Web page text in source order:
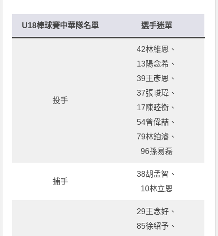
U18棒球賽中華隊名單 選手迷單
投手
42林維恩、
13陽念希、
39王彥恩、
37張峻瑋、
17陳睦衡、
54曾偉喆、
79林鉑濬、
96孫易磊
捕手
38胡孟智、
10林立恩
29王念好、
85徐紹予、